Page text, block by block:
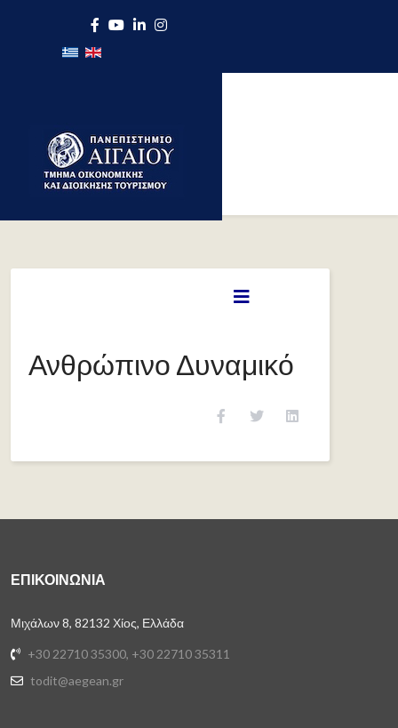
Ανθρώπινο Δυναμικό
ΕΠΙΚΟΙΝΩΝΊΑ
Μιχάλων 8, 82132 Χίος, Ελλάδα
+30 22710 35300, +30 22710 35311
todit@aegean.gr